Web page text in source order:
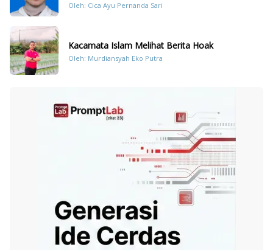
Oleh: Cica Ayu Pernanda Sari
Kacamata Islam Melihat Berita Hoak
Oleh: Murdiansyah Eko Putra